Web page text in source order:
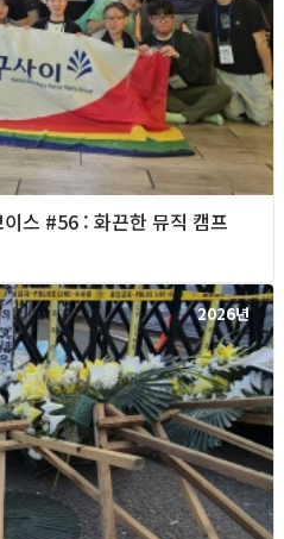
스 #56 : 화끈한 뮤직 캠프
2026년